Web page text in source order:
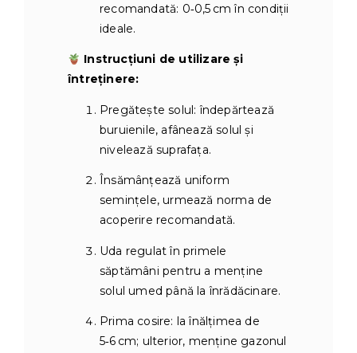
recomandată: 0‑0,5 cm în condiţii
ideale.
Instrucțiuni de utilizare și
întreținere:
Pregătește solul: îndepărtează
buruienile, afânează solul și
nivelează suprafața.
Însămânțează uniform
semințele, urmează norma de
acoperire recomandată.
Uda regulat în primele
săptămâni pentru a menține
solul umed până la înrădăcinare.
Prima cosire: la înălțimea de
5‑6 cm; ulterior, menţine gazonul